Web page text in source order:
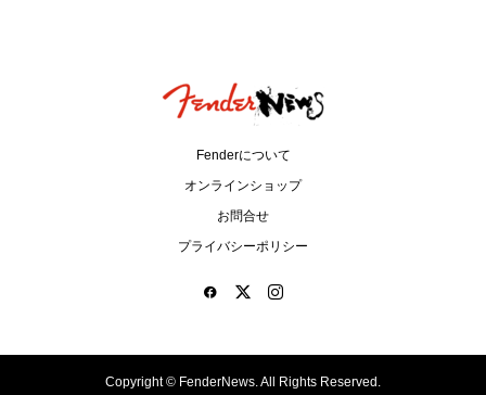
Fenderについて
オンラインショップ
お問合せ
プライバシーポリシー
Copyright © FenderNews. All Rights Reserved.